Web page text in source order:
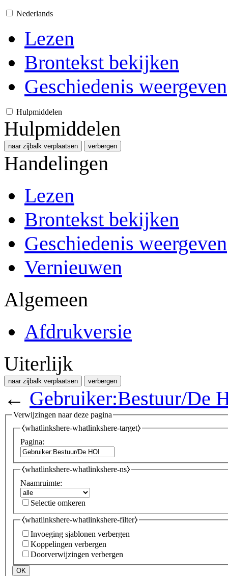
Nederlands
Lezen
Brontekst bekijken
Geschiedenis weergeven
Hulpmiddelen
Hulpmiddelen
naar zijbalk verplaatsen verbergen
Handelingen
Lezen
Brontekst bekijken
Geschiedenis weergeven
Vernieuwen
Algemeen
Afdrukversie
Uiterlijk
naar zijbalk verplaatsen verbergen
← Gebruiker:Bestuur/De
Verwijzingen naar deze pagina
⧼whatlinkshere-whatlinkshere-target⧽
Pagina:
⧼whatlinkshere-whatlinkshere-ns⧽
Naamruimte:
Selectie omkeren
⧼whatlinkshere-whatlinkshere-filter⧽
Invoeging sjablonen verbergen
Koppelingen verbergen
Doorverwijzingen verbergen
OK